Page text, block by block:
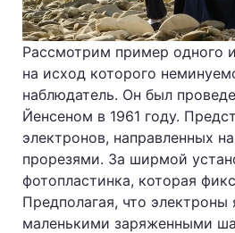
Рассмотрим пример одного
на исход которого
наблюдатель. Он был
Йенсеном в 1961 году.
электронов, направленных
прорезями. За ширмой
фотопластинка, которая
Предполагая, что электроны
маленькими заряженными